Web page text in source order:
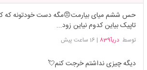
حس ششم میای بیارمت😠مگه دست خودتونه که
تاپیک بیاین کدوم نیاین زود...
توسطدریآ839 | 16 ساعت پیش
دیگه چیزی نداشتم خرجت کنم💘